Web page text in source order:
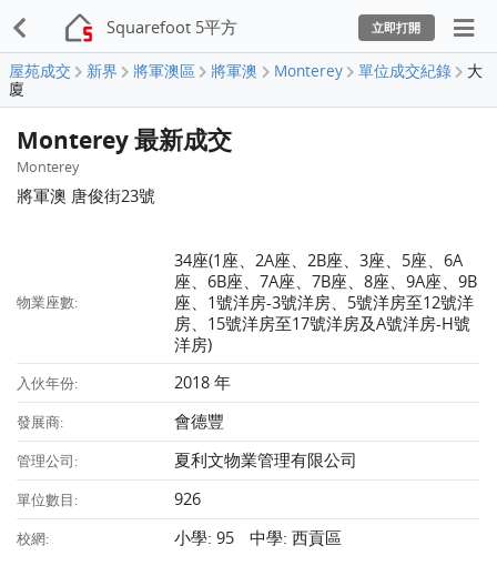
Squarefoot 5平方 立即打開
屋苑成交 新界 將軍澳區 將軍澳 Monterey 單位成交紀錄
大
廈
Monterey 最新成交
Monterey
將軍澳 唐俊街23號
物業座數:
34座(1座、2A座、2B座、3座、5座、6A
座、6B座、7A座、7B座、8座、9A座、9B
座、1號洋房-3號洋房、5號洋房至12號洋
房、15號洋房至17號洋房及A號洋房-H號
洋房)
入伙年份: 2018 年
發展商: 會德豐
管理公司: 夏利文物業管理有限公司
單位數目: 926
校網: 小學: 95 中學: 西貢區